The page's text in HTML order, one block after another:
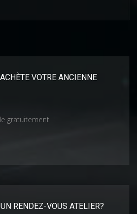
VOTRE ANCIENNE
gratuitement
RENDEZ-VOUS ATELIER?